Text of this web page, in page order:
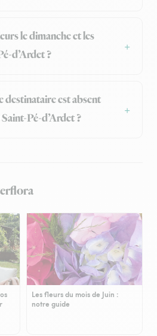
le dimanche et les
d’Ardet ?
destinataire est absent
Pé-d’Ardet ?
Les fleurs du mois de Juin :
notre guide